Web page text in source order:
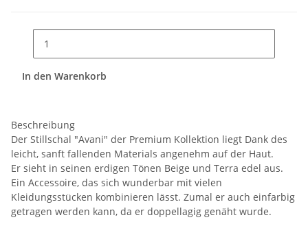
In den Warenkorb
Beschreibung
Der Stillschal "Avani" der Premium Kollektion liegt Dank des
leicht, sanft fallenden Materials angenehm auf der Haut.
Er sieht in seinen erdigen Tönen Beige und Terra edel aus.
Ein Accessoire, das sich wunderbar mit vielen
Kleidungsstücken kombinieren lässt. Zumal er auch einfarbig
getragen werden kann, da er doppellagig genäht wurde.